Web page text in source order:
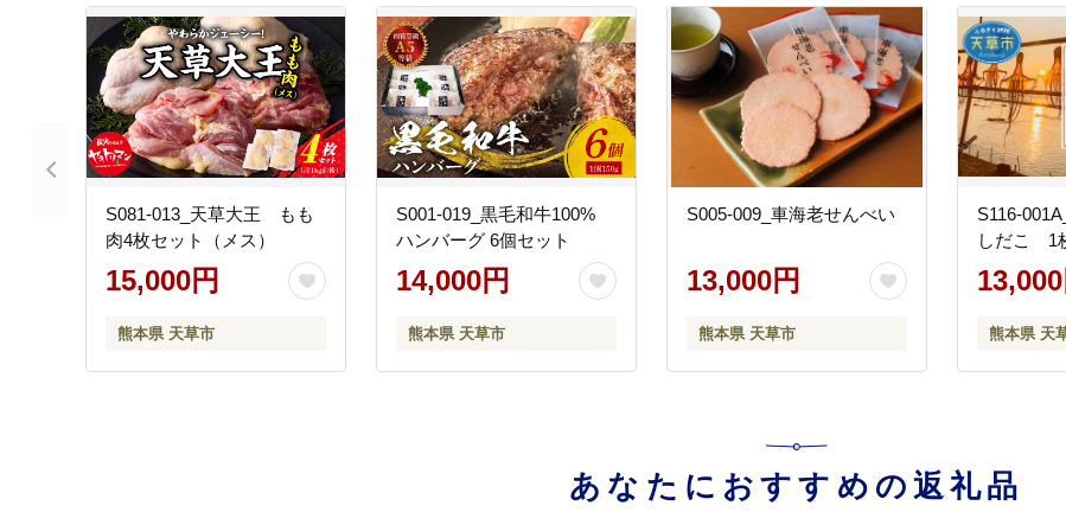
S081-013_天草大王 もも
肉4枚セット（メス）
15,000円
熊本県 天草市
S001-019_黒毛和牛100%
ハンバーグ 6個セット
14,000円
熊本県 天草市
S005-009_車海老せんべい
13,000円
熊本県 天草市
S116-
しだこ 1
13,000
熊本県 天
あなたにおすすめの返礼品